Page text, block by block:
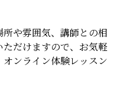
や雰囲気、講師との相
だけますので、お気軽
ンライン体験レッスン